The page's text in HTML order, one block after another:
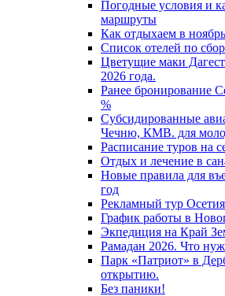
Погодные условия и
маршруты
Как отдыхаем в
Список отелей по
Цветущие маки
2026 года.
Ранее бронирование
%
Субсидированные
Чечню, КМВ. для
Расписание туров на
Отдых и лечение в
Новые правила для
год
Рекламный тур
График работы в
Экпедиция на Край
Рамадан 2026. Что
Парк «Патриот» в
открытию.
Без паники!